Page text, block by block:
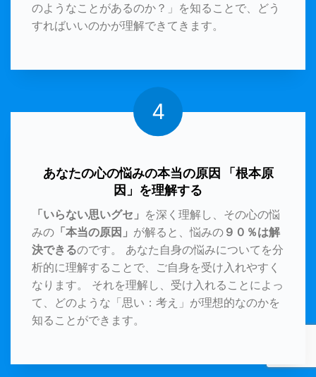
のようなことがあるのか？」を知ることで、どう
すればいいのかが理解できてきます。
4
あなたの心の悩みの本当の原因 「根本原
因」を理解する
「いらない思いグセ」 を深く理解し、その心の悩
みの 「本当の原因」 が解ると、悩みの ９０％は解
決できるのです。 あなた自身の悩みについてを分
析的に理解することで、ご自身を受け入れやすく
なります。 それを理解し、受け入れることによっ
て、どのような「思い：考え」が理想的なのかを
知ることができます。